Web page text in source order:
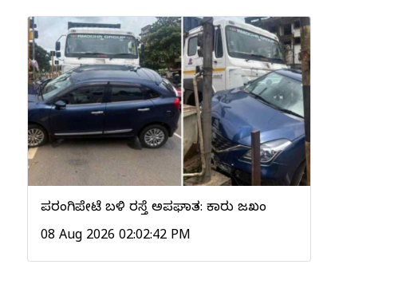
ಪರಂಗಿಪೇಟೆ ಬಳಿ ರಸ್ತೆ ಅಪಘಾತ: ಕಾರು ಜಖಂ
08 Aug 2026 02:02:42 PM